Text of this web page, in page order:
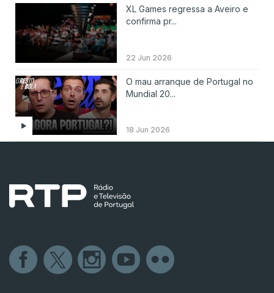
XL Games regressa a Aveiro e
confirma pr...
22 Jun 2026
O mau arranque de Portugal no
Mundial 20...
18 Jun 2026